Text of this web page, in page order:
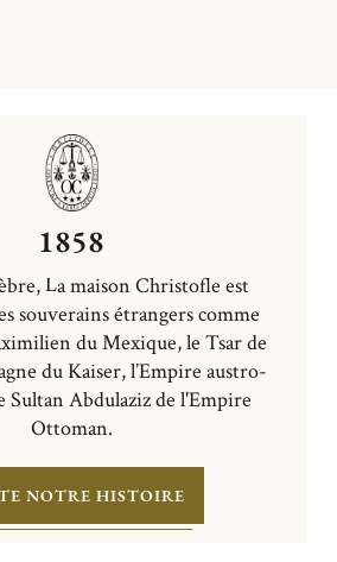
1858
La maison Christofle est
souverains étrangers comme
du Mexique, le Tsar de
du Kaiser, l’Empire austro-
Sultan Abdulaziz de l'Empire
Ottoman.
NOTRE HISTOIRE